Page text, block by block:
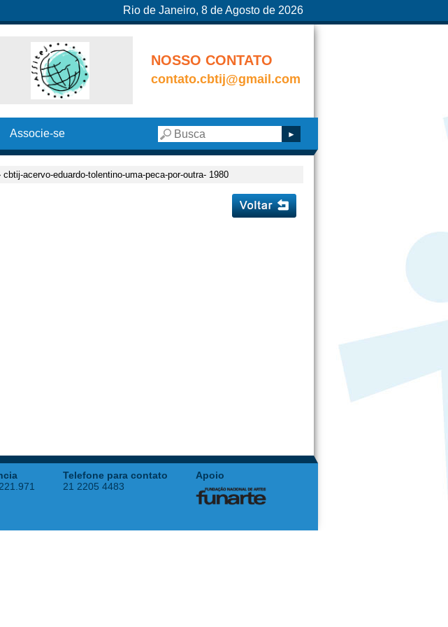
Rio de Janeiro, 8 de Agosto de 2026
NOSSO CONTATO
contato.cbtij@gmail.com
Associe-se
acervo-eduardo-tolentino-uma-peca-por-outra- 1980
Telefone para contato
21 2205 4483
Apoio